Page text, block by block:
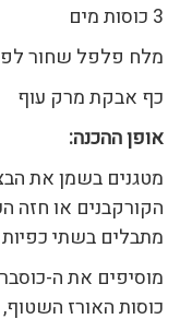
3 כוסות מים
מלח פלפל שחור
כף אבקת מרק עוף
אופן ההכנה:
מטגנים בשמן את
הקורקבנים או חזה
מתבלים בשתי